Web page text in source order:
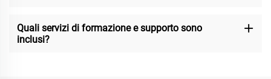
Quali servizi di formazione e supporto sono
inclusi?